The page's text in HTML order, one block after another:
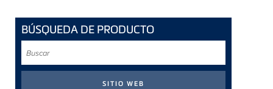
BÚSQUEDA DE PRODUCTO